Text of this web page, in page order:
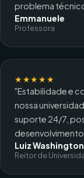
problema
Emmanuele
Professora
★★★★★
"Estabilidade e
nossa
suporte 24/7,
Luiz Washington
Reitor de